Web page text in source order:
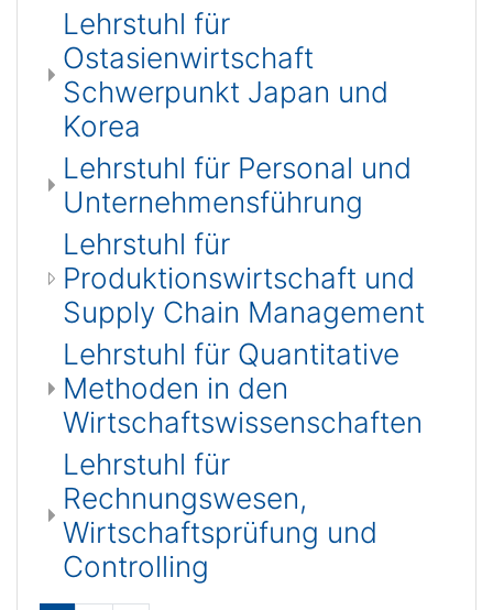
Lehrstuhl für
Ostasienwirtschaft
Schwerpunkt Japan und
Korea
Lehrstuhl für Personal und
Unternehmensführung
Lehrstuhl für
Produktionswirtschaft und
Supply Chain Management
Lehrstuhl für Quantitative
Methoden in den
Wirtschaftswissenschaften
Lehrstuhl für
Rechnungswesen,
Wirtschaftsprüfung und
Controlling